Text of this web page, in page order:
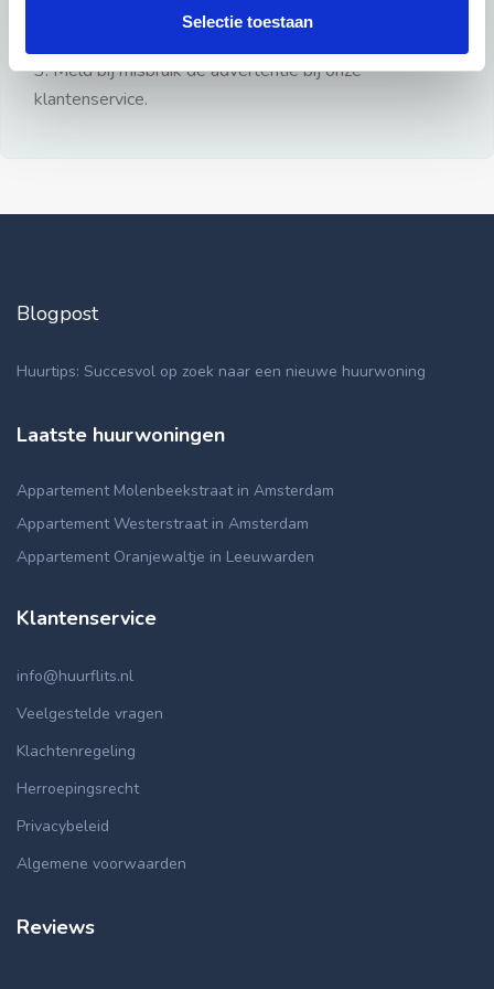
Selectie toestaan
3: Meld bij misbruik de advertentie bij onze
klantenservice.
Blogpost
Huurtips: Succesvol op zoek naar een nieuwe huurwoning
Laatste huurwoningen
Appartement Molenbeekstraat in Amsterdam
Appartement Westerstraat in Amsterdam
Appartement Oranjewaltje in Leeuwarden
Klantenservice
info@huurflits.nl
Veelgestelde vragen
Klachtenregeling
Herroepingsrecht
Privacybeleid
Algemene voorwaarden
Reviews